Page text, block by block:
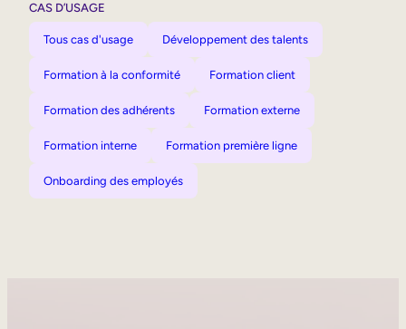
CAS D’USAGE
Tous cas d'usage Développement des talents
Formation à la conformité Formation client
Formation des adhérents Formation externe
Formation interne Formation première ligne
Onboarding des employés